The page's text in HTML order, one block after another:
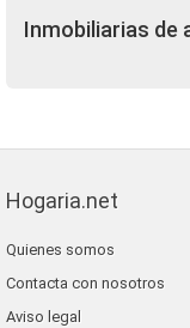
Inmobiliarias de
Hogaria.net
Quienes somos
Contacta con nosotros
Aviso legal